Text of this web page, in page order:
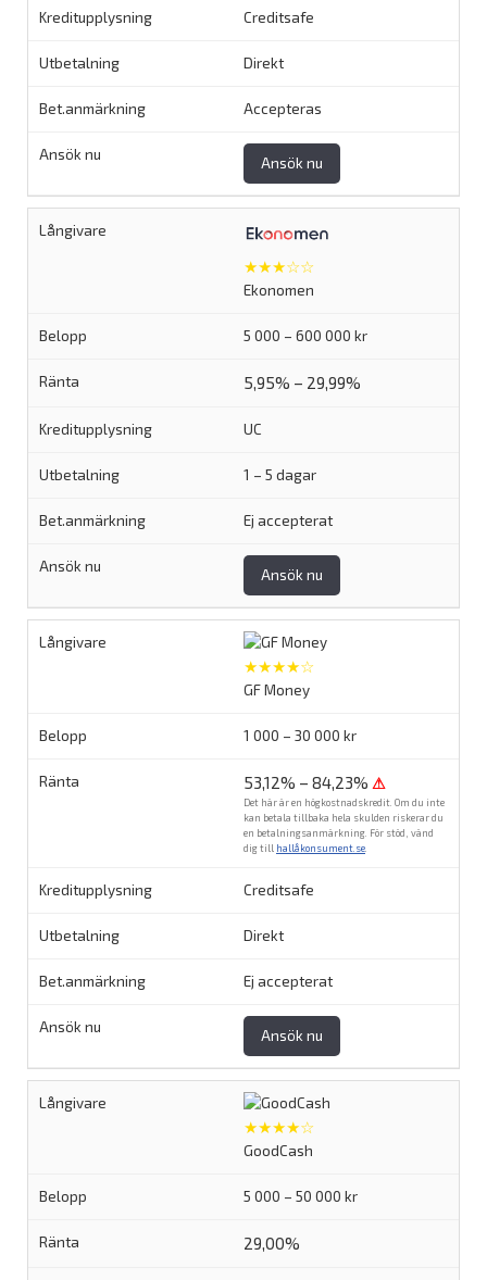
Creditsafe
Direkt
Accepteras
Ansök nu
★★★☆☆
Ekonomen
5 000 – 600 000 kr
5,95% – 29,99%
UC
1 – 5 dagar
Ej accepterat
Ansök nu
★★★★☆
GF Money
1 000 – 30 000 kr
53,12% – 84,23% ⚠
Det här är en högkostnadskredit. Om du inte
kan betala tillbaka hela skulden riskerar du
en betalningsanmärkning. För stöd, vänd
dig till hallåkonsument.se.
Creditsafe
Direkt
Ej accepterat
Ansök nu
★★★★☆
GoodCash
5 000 – 50 000 kr
29,00%